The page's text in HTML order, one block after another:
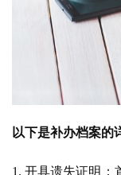
以下是补办档案的
1. 开具遗失证明：